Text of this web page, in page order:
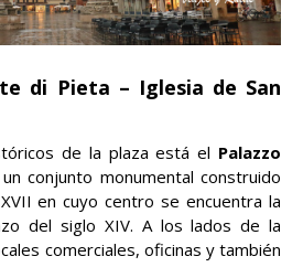
di Pieta – Iglesia de San
de la plaza está el Palazzo
conjunto monumental construido
en cuyo centro se encuentra la
del siglo XIV. A los lados de la
comerciales, oficinas y también